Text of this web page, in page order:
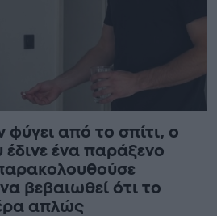
από το σπίτι, ο
ένα παράξενο
βεβαιωθεί ότι το
απλώς